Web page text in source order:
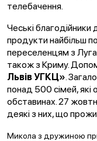
телебачення.
Чеські благодійники
продукти найбільш
переселенцям з
також з Криму.
Львів УГКЦ».
понад 500 сімей, які
обставинах. 27
деякі з них, що
Микола з дружиною